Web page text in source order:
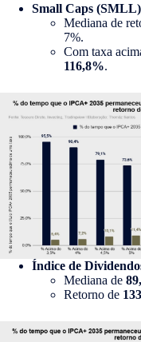
Small Caps
Mediana de
7%.
Com taxa
116,8%.
Índice de
Mediana de
Retorno de